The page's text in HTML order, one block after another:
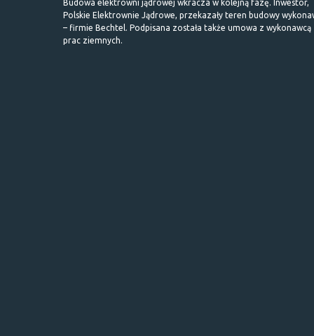
Budowa elektrowni jądrowej wkracza w kolejną fazę. Inwestor,
Polskie Elektrownie Jądrowe, przekazały teren budowy
– firmie Bechtel. Podpisana została także umowa z wykonawcą
prac ziemnych.